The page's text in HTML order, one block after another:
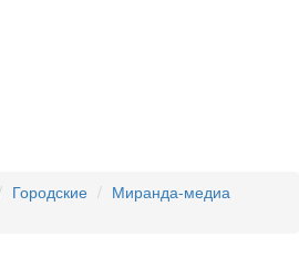
Городские
Миранда-медиа